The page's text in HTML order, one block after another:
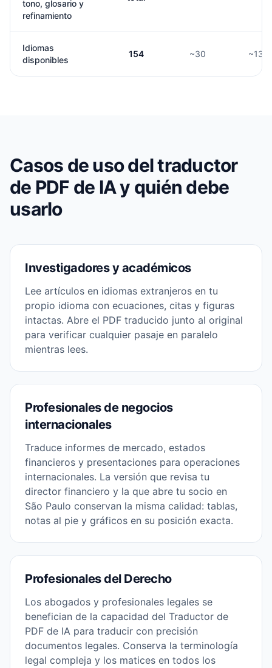
tono, glosario y
refinamiento
Idiomas
disponibles
154 ~30 ~130
Casos de uso del traductor
de PDF de IA y quién debe
usarlo
Investigadores y académicos
Lee artículos en idiomas extranjeros en tu
propio idioma con ecuaciones, citas y figuras
intactas. Abre el PDF traducido junto al original
para verificar cualquier pasaje en paralelo
mientras lees.
Profesionales de negocios
internacionales
Traduce informes de mercado, estados
financieros y presentaciones para operaciones
internacionales. La versión que revisa tu
director financiero y la que abre tu socio en
São Paulo conservan la misma calidad: tablas,
notas al pie y gráficos en su posición exacta.
Profesionales del Derecho
Los abogados y profesionales legales se
benefician de la capacidad del Traductor de
PDF de IA para traducir con precisión
documentos legales. Conserva la terminología
legal compleja y los matices en todos los